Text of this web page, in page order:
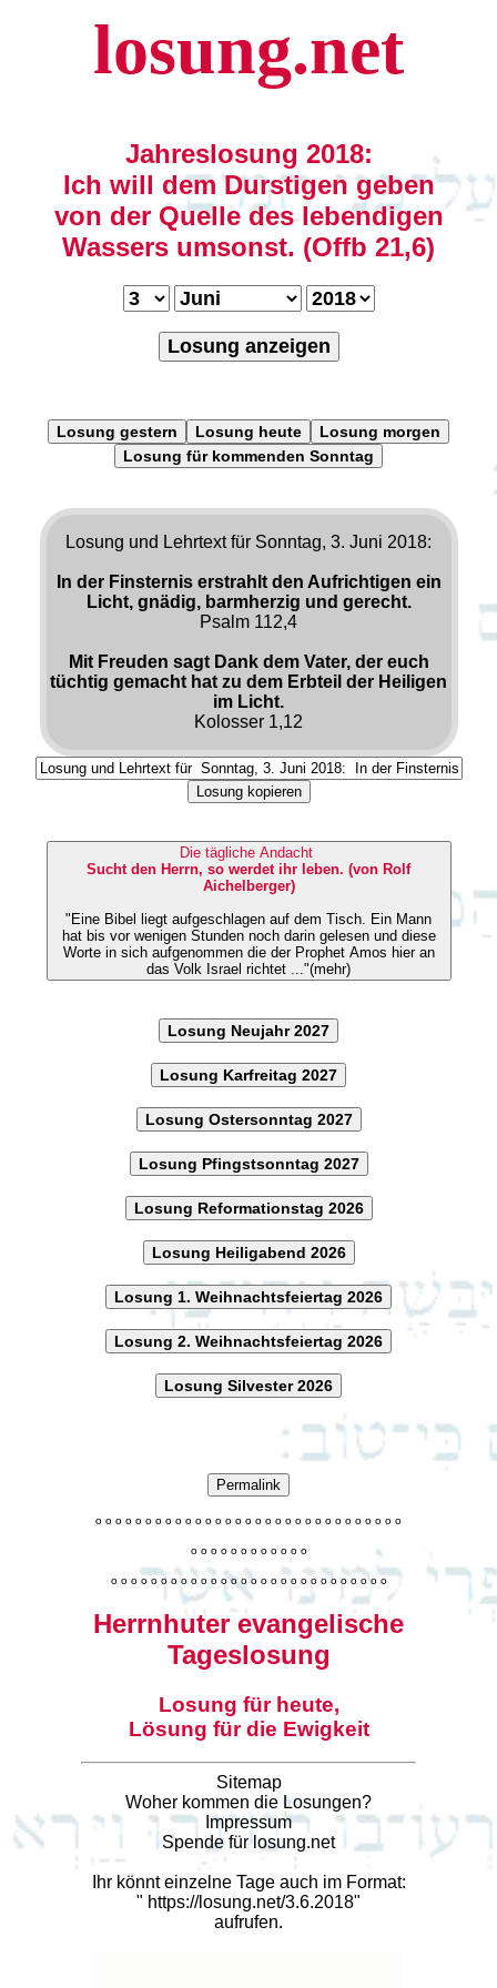
losung.net
Jahreslosung 2018:
Ich will dem Durstigen geben
von der Quelle des lebendigen
Wassers umsonst. (Offb 21,6)
Losung anzeigen
Losung gestern Losung heute
Losung morgen
Losung für kommenden Sonntag
Losung und Lehrtext für Sonntag, 3. Juni 2018:
In der Finsternis erstrahlt den Aufrichtigen ein
Licht, gnädig, barmherzig und gerecht.
Psalm 112,4
Mit Freuden sagt Dank dem Vater, der euch
tüchtig gemacht hat zu dem Erbteil der Heiligen
im Licht.
Kolosser 1,12
Losung kopieren
Die tägliche Andacht
Sucht den Herrn, so werdet ihr leben. (von Rolf
Aichelberger)
"Eine Bibel liegt aufgeschlagen auf dem Tisch. Ein Mann
hat bis vor wenigen Stunden noch darin gelesen und diese
Worte in sich aufgenommen die der Prophet Amos hier an
das Volk Israel richtet ..."(mehr)
Losung Neujahr 2027
Losung Karfreitag 2027
Losung Ostersonntag 2027
Losung Pfingstsonntag 2027
Losung Reformationstag 2026
Losung Heiligabend 2026
Losung 1. Weihnachtsfeiertag 2026
Losung 2. Weihnachtsfeiertag 2026
Losung Silvester 2026
Permalink
o o o o o o o o o o o o o o o o o o o o o o o o o o o o o o o
o o o o o o o o o o o o
o o o o o o o o o o o o o o o o o o o o o o o o o o o o
Herrnhuter evangelische
Tageslosung
Losung für heute,
Lösung für die Ewigkeit
Sitemap
Woher kommen die Losungen?
Impressum
Spende für losung.net
Ihr könnt einzelne Tage auch im Format:
" https://losung.net/3.6.2018"
aufrufen.